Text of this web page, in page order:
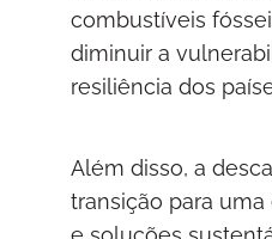
combustíveis
diminuir a
resiliência dos
Além disso, a
transição para